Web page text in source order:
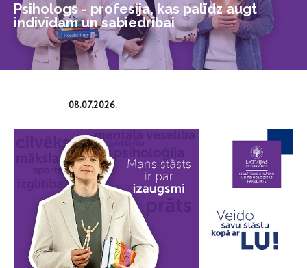
Psihologs - profesija, kas palīdz augt
indivīdam un sabiedrībai
08.07.2026.